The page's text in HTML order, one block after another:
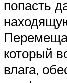
попасть
который
влага,